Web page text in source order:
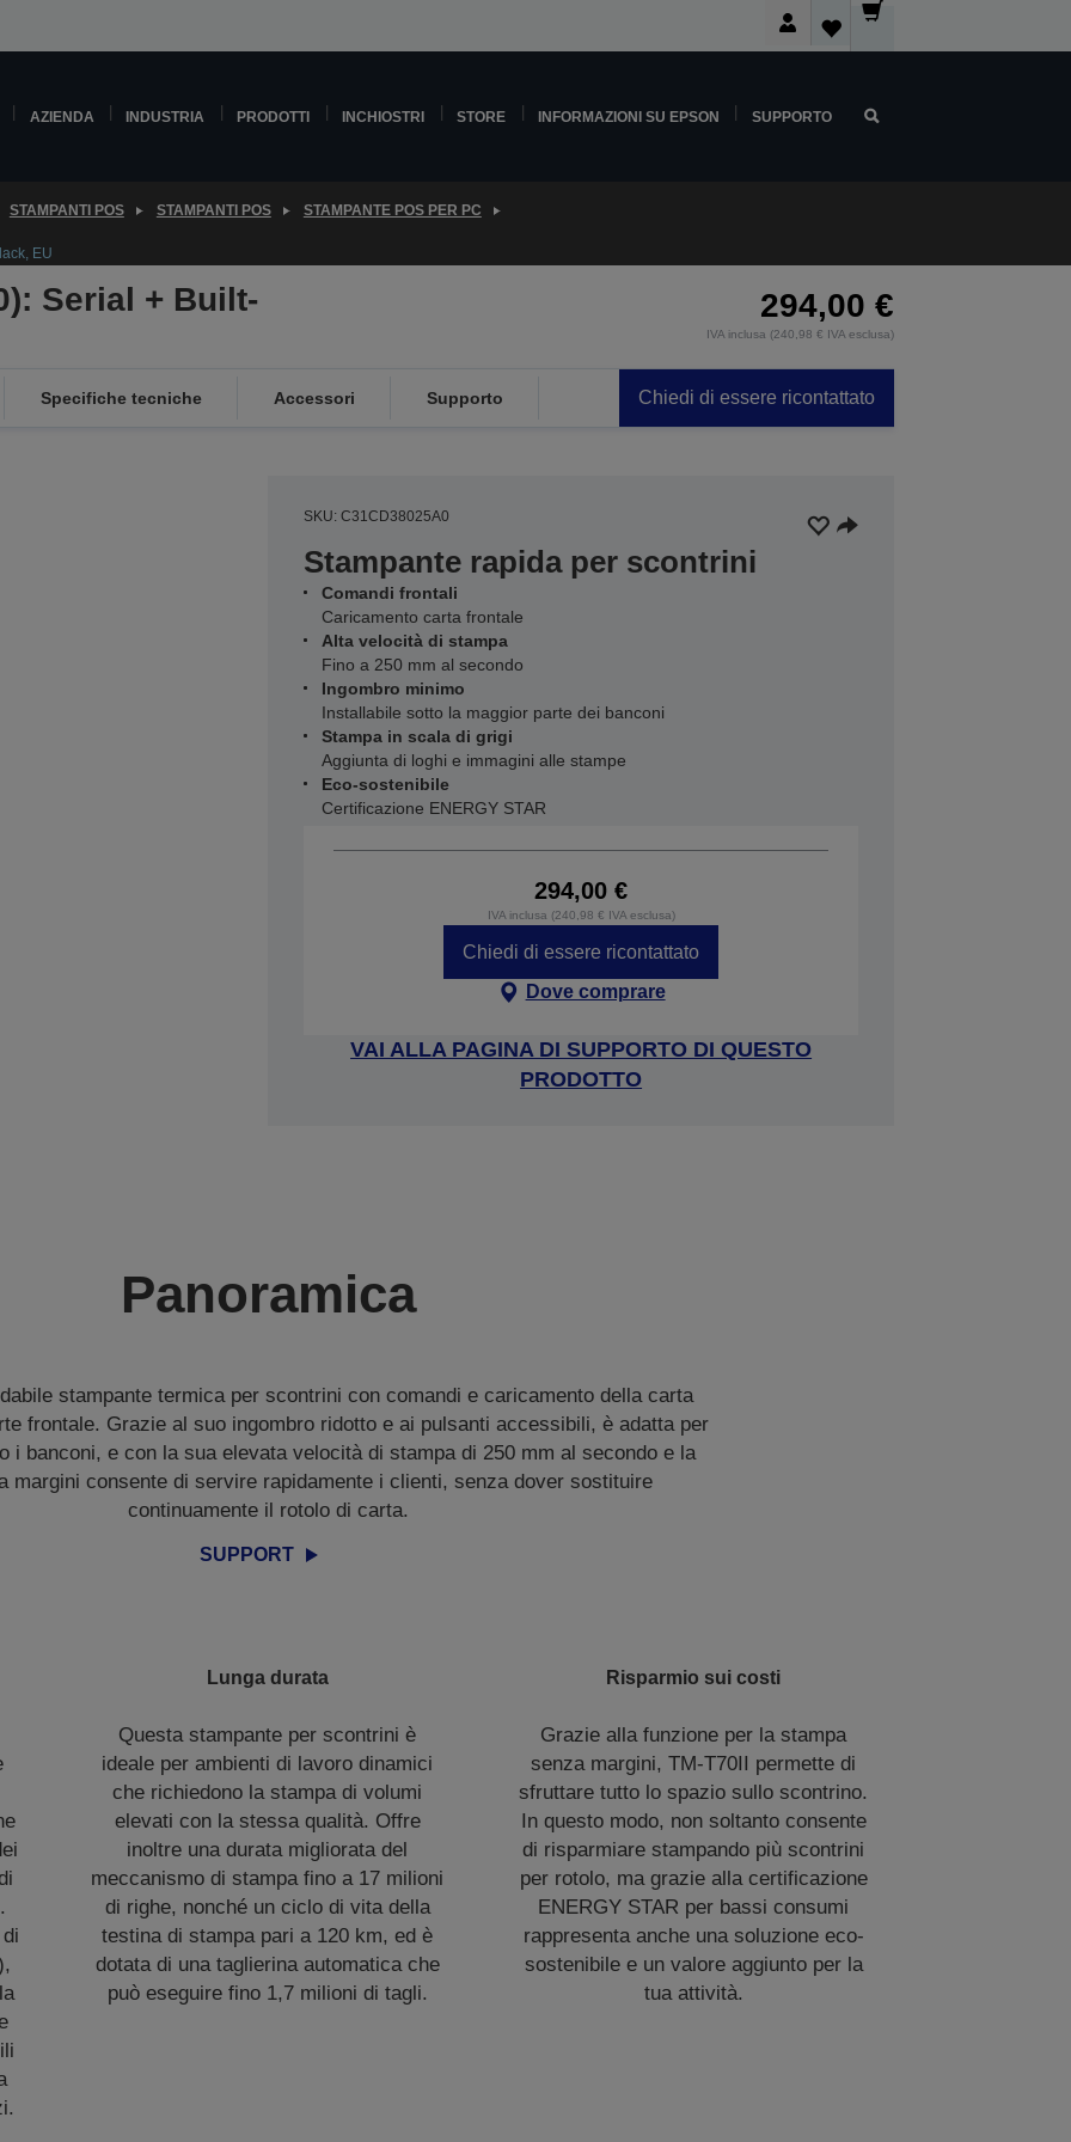
AZIENDA INDUSTRIA PRODOTTI INCHIOSTRI STORE INFORMAZIONI SU EPSON SUPPORTO
STAMPANTI POS STAMPANTI POS STAMPANTE POS PER PC
EU
Serial + Built- 294,00 €
IVA inclusa (240,98 € IVA esclusa)
Specifiche tecniche Accessori Supporto Chiedi di essere ricontattato
SKU: C31CD38025A0
Stampante rapida per scontrini
Comandi frontali
Caricamento carta frontale
Alta velocità di stampa
Fino a 250 mm al secondo
Ingombro minimo
Installabile sotto la maggior parte dei banconi
Stampa in scala di grigi
Aggiunta di loghi e immagini alle stampe
Eco-sostenibile
Certificazione ENERGY STAR
294,00 €
IVA inclusa (240,98 € IVA esclusa)
Chiedi di essere ricontattato
Dove comprare
VAI ALLA PAGINA DI SUPPORTO DI QUESTO
PRODOTTO
Panoramica
stampante termica per scontrini con comandi e caricamento della carta
frontale. Grazie al suo ingombro ridotto e ai pulsanti accessibili, è adatta per
i banconi, e con la sua elevata velocità di stampa di 250 mm al secondo e la
margini consente di servire rapidamente i clienti, senza dover sostituire
continuamente il rotolo di carta.
SUPPORT
Lunga durata
Questa stampante per scontrini è
ideale per ambienti di lavoro dinamici
che richiedono la stampa di volumi
elevati con la stessa qualità. Offre
inoltre una durata migliorata del
meccanismo di stampa fino a 17 milioni
di righe, nonché un ciclo di vita della
testina di stampa pari a 120 km, ed è
dotata di una taglierina automatica che
può eseguire fino 1,7 milioni di tagli.
Risparmio sui costi
Grazie alla funzione per la stampa
senza margini, TM-T70II permette di
sfruttare tutto lo spazio sullo scontrino.
In questo modo, non soltanto consente
di risparmiare stampando più scontrini
per rotolo, ma grazie alla certificazione
ENERGY STAR per bassi consumi
rappresenta anche una soluzione eco-
sostenibile e un valore aggiunto per la
tua attività.